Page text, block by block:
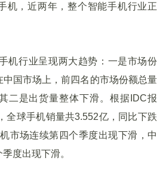
机，近两年，整个智能手机行业正
机行业呈现两大趋势：一是市场份
国市场上，前四名的市场份额总量
二是出货量整体下滑。根据IDC报
全球手机销量共3.552亿，同比下跌
市场连续第四个季度出现下滑，中
度出现下滑。